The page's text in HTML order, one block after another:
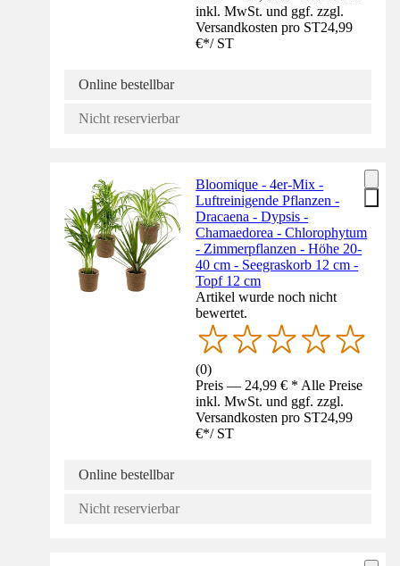
inkl. MwSt. und ggf. zzgl.
Versandkosten pro ST24,99
€*/ ST
Online bestellbar
Nicht reservierbar
Bloomique - 4er-Mix -
Luftreinigende Pflanzen -
Dracaena - Dypsis -
Chamaedorea - Chlorophytum
- Zimmerpflanzen - Höhe 20-
40 cm - Seegraskorb 12 cm -
Topf 12 cm
Artikel wurde noch nicht
bewertet.
(0)
Preis — 24,99 € * Alle Preise
inkl. MwSt. und ggf. zzgl.
Versandkosten pro ST24,99
€*/ ST
Online bestellbar
Nicht reservierbar